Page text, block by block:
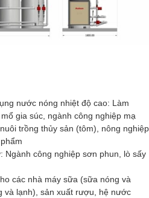
nước nóng nhiệt độ cao: Làm
gia súc, ngành công nghiệp mạ
trồng thủy sản (tôm), nông nghiệp
Ngành công nghiệp sơn phun, lò sấy
các nhà máy sữa (sữa nóng và
và lạnh), sản xuất rượu, hệ nước